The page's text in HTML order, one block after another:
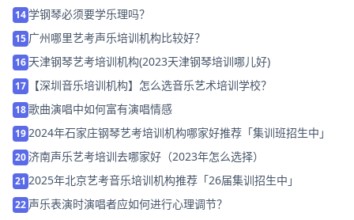
14学钢琴必须要学乐理吗？
15 广州哪里艺考声乐培训机构比较好？
16 天津钢琴艺考培训机构(2023天津钢琴培训哪儿好)
17 【深圳音乐培训机构】怎么选音乐艺术培训学校？
18歌曲演唱中如何富有演唱情感
19 2024年石家庄钢琴艺考培训机构哪家好推荐「集训班招生中」
20 济南声乐艺考培训去哪家好（2023年怎么选择）
21 2025年北京艺考音乐培训机构推荐「26届集训招生中」
22 声乐表演时演唱者应如何进行心理调节？